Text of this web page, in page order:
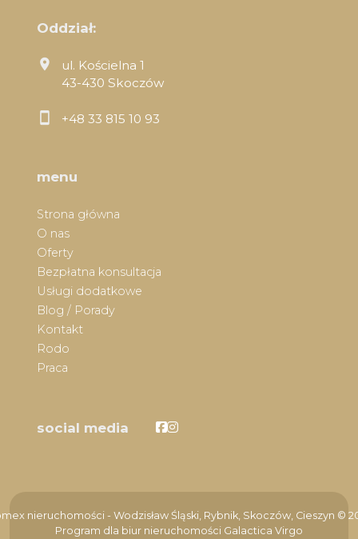
Oddział:
ul. Kościelna 1
43-430 Skoczów
+48 33 815 10 93
menu
Strona główna
O nas
Oferty
Bezpłatna konsultacja
Usługi dodatkowe
Blog / Porady
Kontakt
Rodo
Praca
social media Facebook
Facebook
nieruchomości - Wodzisław Śląski, Rybnik, Skoczów, Cieszyn ©
Program dla biur nieruchomości Galactica Virgo